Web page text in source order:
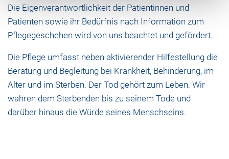
Die Eigenverantwortlichkeit der Patientinnen und
Patienten sowie ihr Bedürfnis nach Information zum
Pflegegeschehen wird von uns beachtet und gefördert.
Die Pflege umfasst neben aktivierender Hilfestellung die
Beratung und Begleitung bei Krankheit, Behinderung, im
Alter und im Sterben. Der Tod gehört zum Leben. Wir
wahren dem Sterbenden bis zu seinem Tode und
darüber hinaus die Würde seines Menschseins.